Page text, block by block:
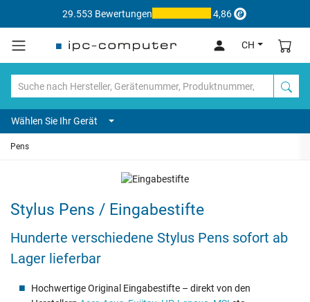
29.553 Bewertungen 4,86
CH
Wählen Sie Ihr Gerät
Pens
Stylus Pens / Eingabestifte
Hunderte verschiedene Stylus Pens sofort ab
Lager lieferbar
Hochwertige Original Eingabestifte – direkt von den